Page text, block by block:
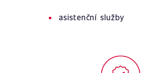
asistenční služby